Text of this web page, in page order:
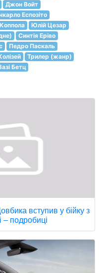
Джон Войт
Еспозіто
Юлій Цезар
Синтія Еріво
Педро Паскаль
Трилер (жанр)
Бетц
вступив у бійку з
– подробиці